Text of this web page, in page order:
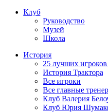
Клуб
Руководство
Музей
Школа
История
25 лучших
История Трактора
Все игроки
Все главные
Клуб Валерия
Клуб Юрия